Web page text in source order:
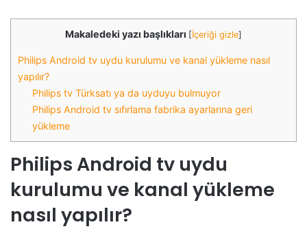
Makaledeki yazı başlıkları [İçeriği gizle]
Philips Android tv uydu kurulumu ve kanal yükleme nasıl
yapılır?
Philips tv Türksatı ya da uyduyu bulmuyor
Philips Android tv sıfırlama fabrika ayarlarına geri
yükleme
Philips Android tv uydu
kurulumu ve kanal yükleme
nasıl yapılır?